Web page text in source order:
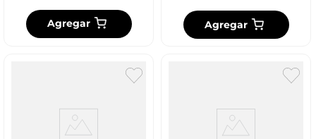
Agregar Agregar